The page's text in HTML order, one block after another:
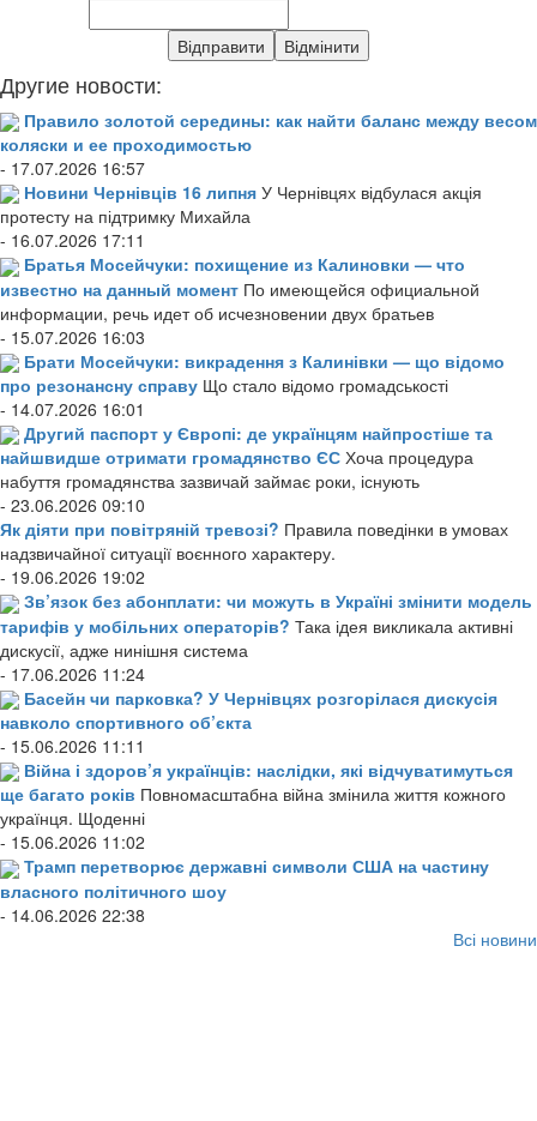
Другие новости:
Правило золотой середины: как найти баланс между весом
коляски и ее проходимостью
- 17.07.2026 16:57
Новини Чернівців 16 липня У Чернівцях відбулася акція
протесту на підтримку Михайла
- 16.07.2026 17:11
Братья Мосейчуки: похищение из Калиновки — что
известно на данный момент По имеющейся официальной
информации, речь идет об исчезновении двух братьев
- 15.07.2026 16:03
Брати Мосейчуки: викрадення з Калинівки — що відомо
про резонансну справу Що стало відомо громадськості
- 14.07.2026 16:01
Другий паспорт у Європі: де українцям найпростіше та
найшвидше отримати громадянство ЄС Хоча процедура
набуття громадянства зазвичай займає роки, існують
- 23.06.2026 09:10
Як діяти при повітряній тревозі? Правила поведінки в умовах
надзвичайної ситуації воєнного характеру.
- 19.06.2026 19:02
Зв’язок без абонплати: чи можуть в Україні змінити модель
тарифів у мобільних операторів? Така ідея викликала активні
дискусії, адже нинішня система
- 17.06.2026 11:24
Басейн чи парковка? У Чернівцях розгорілася дискусія
навколо спортивного об’єкта
- 15.06.2026 11:11
Війна і здоров’я українців: наслідки, які відчуватимуться
ще багато років Повномасштабна війна змінила життя кожного
українця. Щоденні
- 15.06.2026 11:02
Трамп перетворює державні символи США на частину
власного політичного шоу
- 14.06.2026 22:38
Всі новини